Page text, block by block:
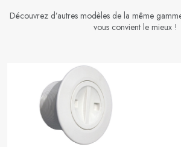
Découvrez d’autres modèles de la même
vous convient le mieux !